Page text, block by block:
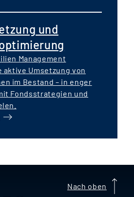
und
Management
aktive Umsetzung von
im Bestand – in enger
Fondsstrategien und
Nach oben